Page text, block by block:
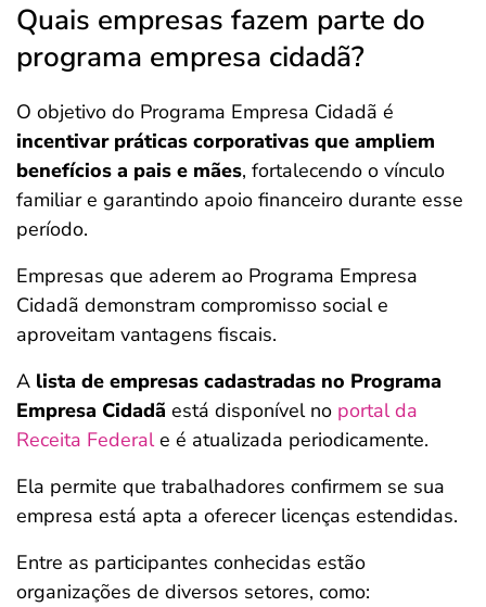
Quais empresas fazem parte do
programa empresa cidadã?
O objetivo do Programa Empresa Cidadã é
incentivar práticas corporativas que ampliem
benefícios a pais e mães, fortalecendo o vínculo
familiar e garantindo apoio financeiro durante esse
período.
Empresas que aderem ao Programa Empresa
Cidadã demonstram compromisso social e
aproveitam vantagens fiscais.
A lista de empresas cadastradas no Programa
Empresa Cidadã está disponível no portal da
Receita Federale é atualizada periodicamente.
Ela permite que trabalhadores confirmem se sua
empresa está apta a oferecer licenças estendidas.
Entre as participantes conhecidas estão
organizações de diversos setores, como: